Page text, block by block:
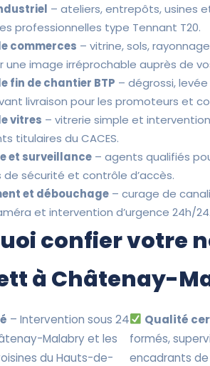
– ateliers, entrepôts, usines
professionnelles type Tennant T20.
commerces – vitrine, sols,
une image irréprochable auprès de
fin de chantier BTP – dégrossi,
livraison pour les promoteurs et
vitres – vitrerie simple et
titulaires du CACES.
et surveillance – agents qualifiés
de sécurité et contrôle d’accès.
et débouchage – curage de
et intervention d’urgence 24h/24.
confier votre
à Châtenay-
– Intervention sous 24
Malabry et les
du Hauts-de-
Qualité
formés,
encadrants